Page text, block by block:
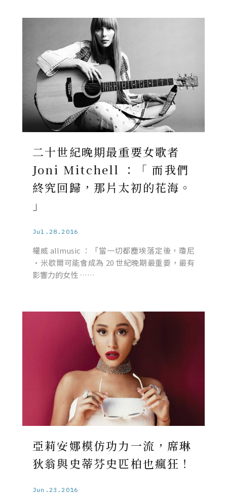
二十世紀晚期最重要女歌者
Joni Mitchell ：「 而我們
終究回歸，那片太初的花海。
」
Jul.28.2016
權威 allmusic ：「當一切都塵埃落定後，瓊尼
·米歇爾可能會成為 20 世紀晚期最重要，最有
影響力的女性 ……
亞莉安娜模仿功力一流，席琳
狄翁與史蒂芬史匹柏也瘋狂！
Jun.23.2016